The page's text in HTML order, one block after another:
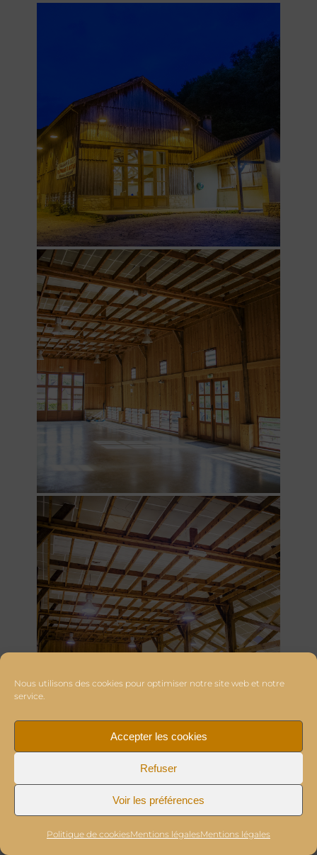
Nous utilisons des cookies pour optimiser notre site web et notre
service.
Accepter les cookies
Refuser
Voir les préférences
Politique de cookiesMentions légalesMentions légales